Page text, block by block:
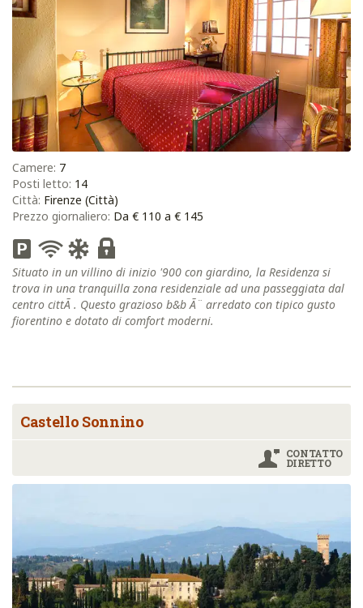
Camere: 7
Posti letto: 14
Città: Firenze (Città)
Prezzo giornaliero: Da € 110 a € 145
Situato in un villino di inizio '900 con giardino, la Residenza si
trova in una tranquilla zona residenziale ad una passeggiata dal
centro cittÃ . Questo grazioso b&b Ã¨ arredato con tipico gusto
fiorentino e dotato di comfort moderni.
Castello Sonnino
CONTATTO
DIRETTO